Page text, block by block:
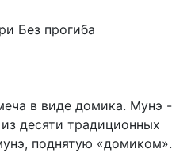
Без прогиба
в виде домика. Мунэ -
десяти традиционных
поднятую «домиком».